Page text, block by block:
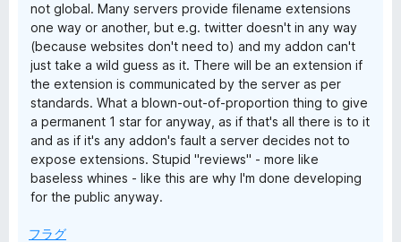
not global. Many servers provide filename extensions
one way or another, but e.g. twitter doesn't in any way
(because websites don't need to) and my addon can't
just take a wild guess as it. There will be an extension if
the extension is communicated by the server as per
standards. What a blown-out-of-proportion thing to give
a permanent 1 star for anyway, as if that's all there is to it
and as if it's any addon's fault a server decides not to
expose extensions. Stupid "reviews" - more like
baseless whines - like this are why I'm done developing
for the public anyway.
フラグ